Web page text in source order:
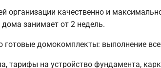
организации качественно и
занимает от 2 недель.
домокомплекты: выполнение
тарифы на устройство фундамента,